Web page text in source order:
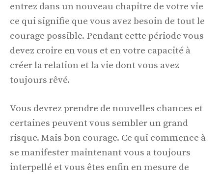
entrez dans un nouveau chapitre de votre vie
ce qui signifie que vous avez besoin de tout le
courage possible. Pendant cette période vous
devez croire en vous et en votre capacité à
créer la relation et la vie dont vous avez
toujours rêvé.
Vous devrez prendre de nouvelles chances et
certaines peuvent vous sembler un grand
risque. Mais bon courage. Ce qui commence à
se manifester maintenant vous a toujours
interpellé et vous êtes enfin en mesure de